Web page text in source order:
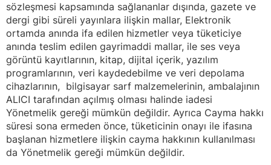
sözleşmesi kapsamında sağlananlar dışında, gazete ve
dergi gibi süreli yayınlara ilişkin mallar, Elektronik
ortamda anında ifa edilen hizmetler veya tüketiciye
anında teslim edilen gayrimaddi mallar, ile ses veya
görüntü kayıtlarının, kitap, dijital içerik, yazılım
programlarının, veri kaydedebilme ve veri depolama
cihazlarının, bilgisayar sarf malzemelerinin, ambalajının
ALICI tarafından açılmış olması halinde iadesi
Yönetmelik gereği mümkün değildir. Ayrıca Cayma hakkı
süresi sona ermeden önce, tüketicinin onayı ile ifasına
başlanan hizmetlere ilişkin cayma hakkının kullanılması
da Yönetmelik gereği mümkün değildir.